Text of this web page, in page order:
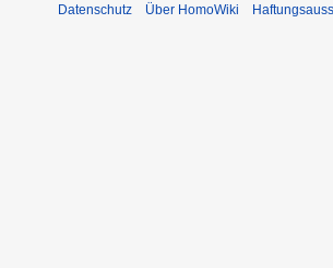
Datenschutz Über HomoWiki